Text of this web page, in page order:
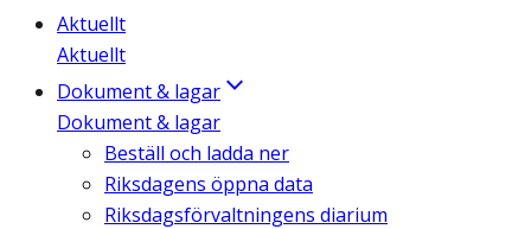
Aktuellt
Aktuellt
Dokument & lagar
Dokument & lagar
Beställ och ladda ner
Riksdagens öppna data
Riksdagsförvaltningens diarium